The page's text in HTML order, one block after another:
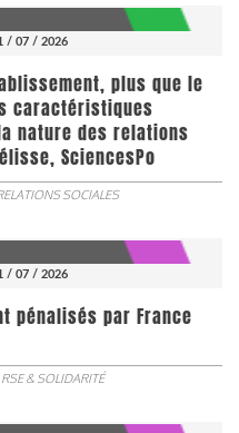
/ 07 / 2026
plus que le
caractéristiques
nature des relations
SciencesPo
SOCIALES
/ 07 / 2026
pénalisés par France
& SOLIDARITÉ